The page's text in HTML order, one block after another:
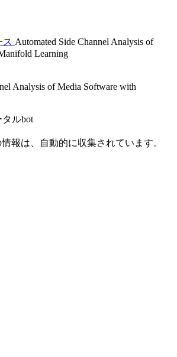
ス Automated Side Channel Analysis of
Learning
Analysis of Media Software with
ルbot
報は、自動的に収集されています。